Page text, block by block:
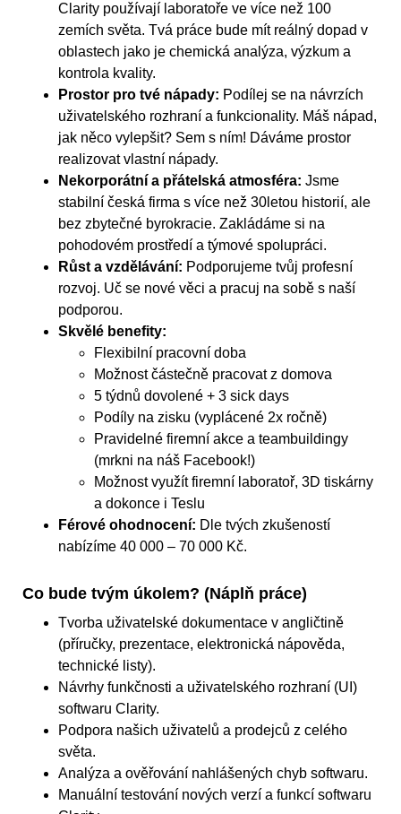
Clarity používají laboratoře ve více než 100
zemích světa. Tvá práce bude mít reálný dopad v
oblastech jako je chemická analýza, výzkum a
kontrola kvality.
Prostor pro tvé nápady: Podílej se na návrzích
uživatelského rozhraní a funkcionality. Máš nápad,
jak něco vylepšit? Sem s ním! Dáváme prostor
realizovat vlastní nápady.
Nekorporátní a přátelská atmosféra: Jsme
stabilní česká firma s více než 30letou historií, ale
bez zbytečné byrokracie. Zakládáme si na
pohodovém prostředí a týmové spolupráci.
Růst a vzdělávání: Podporujeme tvůj profesní
rozvoj. Uč se nové věci a pracuj na sobě s naší
podporou.
Skvělé benefity:
Flexibilní pracovní doba
Možnost částečně pracovat z domova
5 týdnů dovolené + 3 sick days
Podíly na zisku (vyplácené 2x ročně)
Pravidelné firemní akce a teambuildingy
(mrkni na náš Facebook!)
Možnost využít firemní laboratoř, 3D tiskárny
a dokonce i Teslu
Férové ohodnocení: Dle tvých zkušeností
nabízíme 40 000 – 70 000 Kč.
Co bude tvým úkolem? (Náplň práce)
Tvorba uživatelské dokumentace v angličtině
(příručky, prezentace, elektronická nápověda,
technické listy).
Návrhy funkčnosti a uživatelského rozhraní (UI)
softwaru Clarity.
Podpora našich uživatelů a prodejců z celého
světa.
Analýza a ověřování nahlášených chyb softwaru.
Manuální testování nových verzí a funkcí softwaru